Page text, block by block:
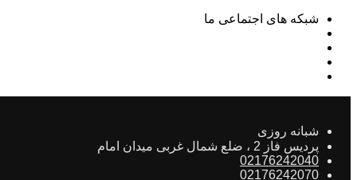
شبکه های اجتماعی ما
شبانه روزی
پردیس فاز 2 ، ضلع شمال غربی میدان امام
02176242040
02176242070